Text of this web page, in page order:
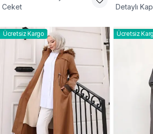
Ceket
Detaylı Kap
Ücretsiz Kargo Ücretsiz